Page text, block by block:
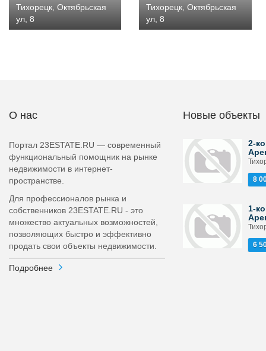
Тихорецк, Октябрьская
ул, 8
Тихорецк, Октябрьская
ул, 8
О нас
Портал 23ESTATE.RU — современный
функциональный помощник на рынке
недвижимости в интернет-
пространстве.
Для профессионалов рынка и
собственников 23ESTATE.RU - это
множество актуальных возможностей,
позволяющих быстро и эффективно
продать свои объекты недвижимости.
Подробнее
Новые объекты
2-
8
1-
6